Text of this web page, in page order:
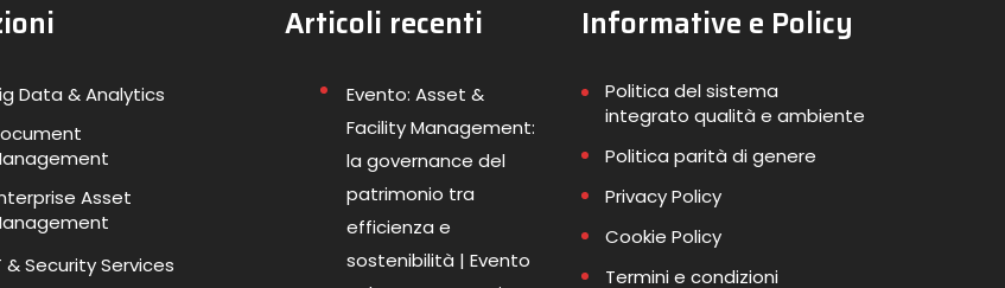
Data & Analytics
Asset
& Security Services
Articoli recenti
Evento: Asset &
Facility Management:
la governance del
patrimonio tra
efficienza e
sostenibilità | Evento
Informative e Policy
Politica del sistema
integrato qualità e ambiente
Politica parità di genere
Privacy Policy
Cookie Policy
Termini e condizioni